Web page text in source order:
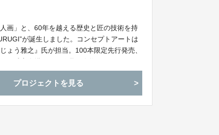
画」と、60年を越える歴史と匠の技術を持
が誕生しました。コンセプトアートは
ょう雅之』氏が担当。100本限定先行発売、
プロジェクトを見る